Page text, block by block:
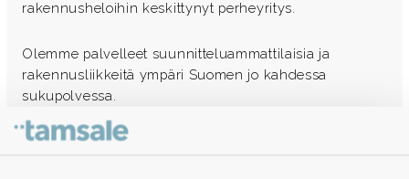
rakennusheloihin keskittynyt perheyritys.
Olemme palvelleet suunnitteluammattilaisia ja
rakennusliikkeitä ympäri Suomen jo kahdessa
sukupolvessa.
Ota yhteyttä - autamme mielellämme